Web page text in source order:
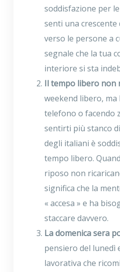
soddisfazione per
senti una
verso le persone a
segnale che la tua
interiore si sta
Il tempo libero non
weekend libero,
telefono o facendo
sentirti più stanco
degli italiani è
tempo libero.
riposo non
significa che la
« accesa » e ha
staccare davvero.
La domenica sera
pensiero del lunedì
lavorativa che